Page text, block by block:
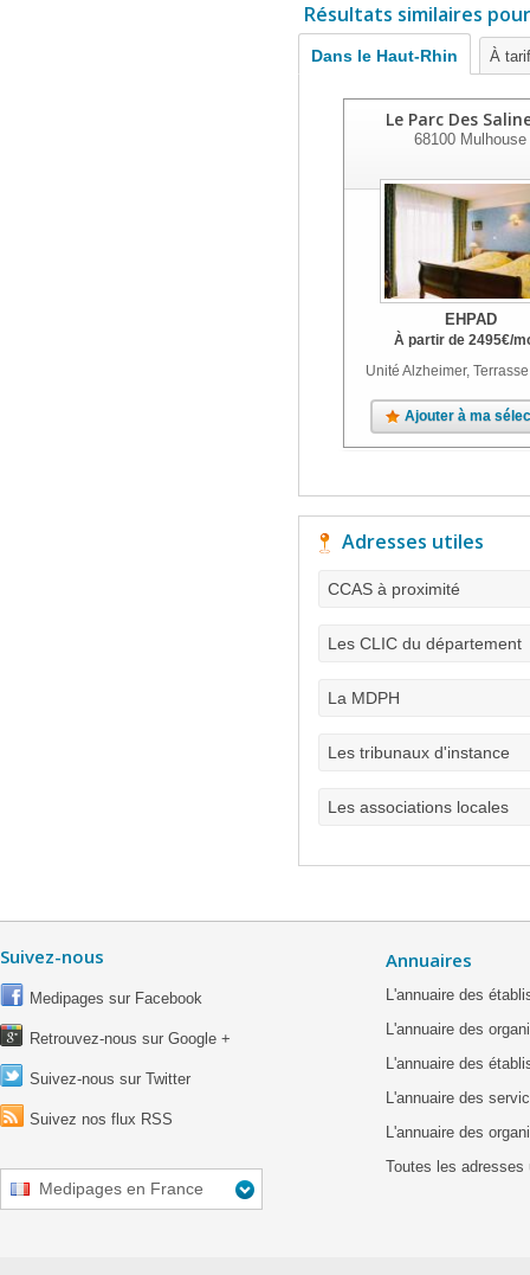
Résultats similaires
Dans le Haut-Rhin À
Le Parc Des
68100 Mulhouse
EHPAD
À partir de 2495€/
Unité Alzheimer,
Ajouter à ma
Adresses utiles
CCAS à proximité
Les CLIC du département
La MDPH
Les tribunaux d'instance
Les associations locales
Suivez-nous
Medipages sur Facebook
Retrouvez-nous sur Google +
Suivez-nous sur Twitter
Suivez nos flux RSS
Medipages en France
Annuaires
L'annuaire des
L'annuaire des
L'annuaire des
L'annuaire des
L'annuaire des
Toutes les adresses